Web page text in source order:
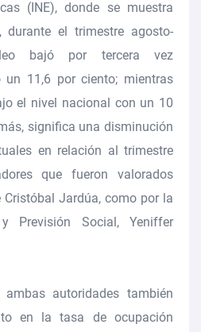
(INE), donde se muestra
el trimestre agosto-
bajó por tercera vez
un 11,6 por ciento; mientras
el nivel nacional con un 10
significa una disminución
en relación al trimestre
que fueron valorados
Jardúa, como por la
Previsión Social, Yeniffer
autoridades también
en la tasa de ocupación